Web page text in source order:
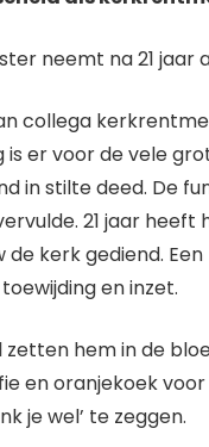
neemt na 21 jaar
collega
is er voor de vele
in stilte deed. De
21 jaar heeft
kerk gediend. Een
en inzet.
zetten hem in de
en oranjekoek voor
je wel’ te zeggen.